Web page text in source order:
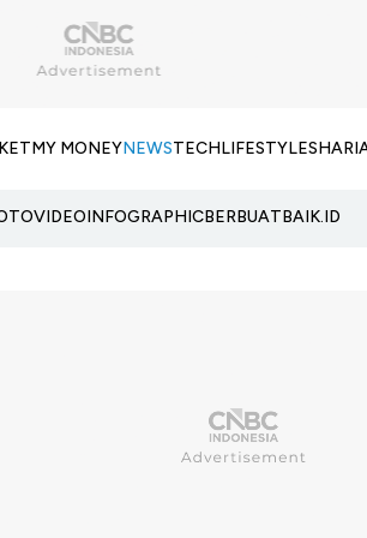
MY MONEYNEWSTECHLIFESTYLE
VIDEOINFOGRAPHICBERBUATBAIK.ID